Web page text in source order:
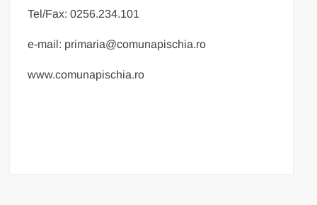
Tel/Fax: 0256.234.101
e-mail: primaria@comunapischia.ro
www.comunapischia.ro